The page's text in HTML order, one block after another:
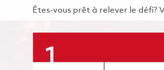
Êtes-vous prêt à relever le défi?